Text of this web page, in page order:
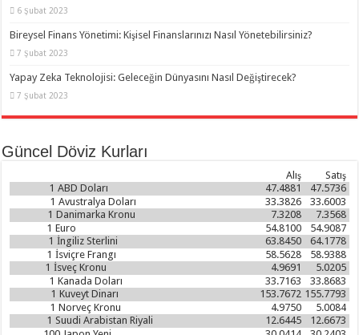
6 Şubat 2023
Bireysel Finans Yönetimi: Kişisel Finanslarınızı Nasıl Yönetebilirsiniz?
7 Şubat 2023
Yapay Zeka Teknolojisi: Geleceğin Dünyasını Nasıl Değiştirecek?
7 Şubat 2023
Güncel Döviz Kurları
Satış
Alış
1 ABD Doları 47.5736
47.4881
1 Avustralya Doları 33.6003
33.3826
1 Danimarka Kronu 7.3568
7.3208
1 Euro 54.9087
54.8100
1 İngiliz Sterlini 64.1778
63.8450
1 İsviçre Frangı 58.9388
58.5628
1 İsveç Kronu 5.0205
4.9691
1 Kanada Doları 33.8683
33.7163
1 Kuveyt Dinarı 155.7793
153.7672
1 Norveç Kronu 5.0084
4.9750
1 Suudi Arabistan Riyali 12.6673
12.6445